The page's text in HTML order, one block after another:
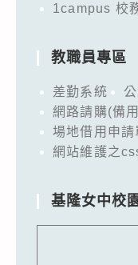
1campus 校
教職員專區
差勤系統
網路請購(備
場地借用申請
網站維護之
基隆女中校